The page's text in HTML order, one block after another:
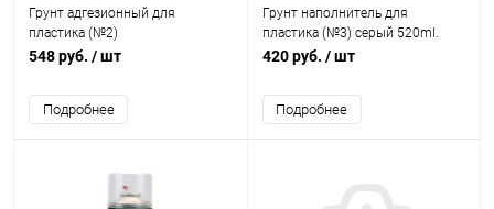
Грунт адгезионный для
пластика (№2)
пигментированный 520ml.
548 руб. / шт
Подробнее
Грунт наполнитель для
пластика (№3) серый 520ml.
Plastic Primer Filler AUTOP
420 руб. / шт
Подробнее